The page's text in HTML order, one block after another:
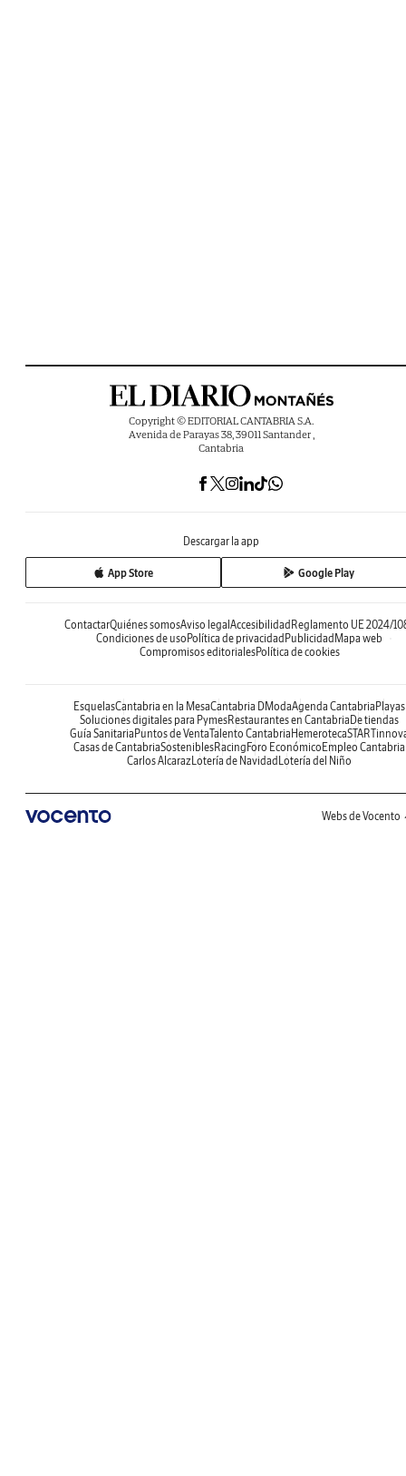
Copyright © EDITORIAL CANTABRIA S.A.
Avenida de Parayas 38, 39011 Santander ,
Cantabria
Descargar la app
App Store Google Play
ContactarQuiénes somosAviso legal Accesibilidad Reglamento UE 2024/
Condiciones de uso Política de privacidad Publicidad Mapa web
Compromisos editorialesPolítica de cookies
EsquelasCantabria en la MesaCantabria DModaAgenda Cantabria Playas
Soluciones digitales para PymesRestaurantes en Cantabria De tiendas
Guía Sanitaria Puntos de VentaTalento Cantabria Hemeroteca
Casas de CantabriaSosteniblesRacing Foro Económico Empleo Cantabria
Carlos AlcarazLotería de Navidad Lotería del Niño
Webs de Vocento